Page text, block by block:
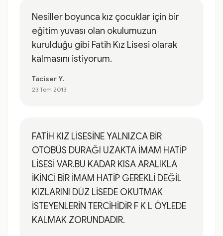
Nesiller boyunca kız çocuklar için bir
eğitim yuvası olan okulumuzun
kurulduğu gibi Fatih Kız Lisesi olarak
kalmasını istiyorum.
Taciser Y.
23 Tem 2013
FATİH KIZ LİSESİNE YALNIZCA BİR
OTOBÜS DURAĞI UZAKTA İMAM HATİP
LİSESİ VAR.BU KADAR KISA ARALIKLA
İKİNCİ BİR İMAM HATİP GEREKLİ DEĞİL
KIZLARINI DÜZ LİSEDE OKUTMAK
İSTEYENLERİN TERCİHİDİR F K L ÖYLEDE
KALMAK ZORUNDADIR.